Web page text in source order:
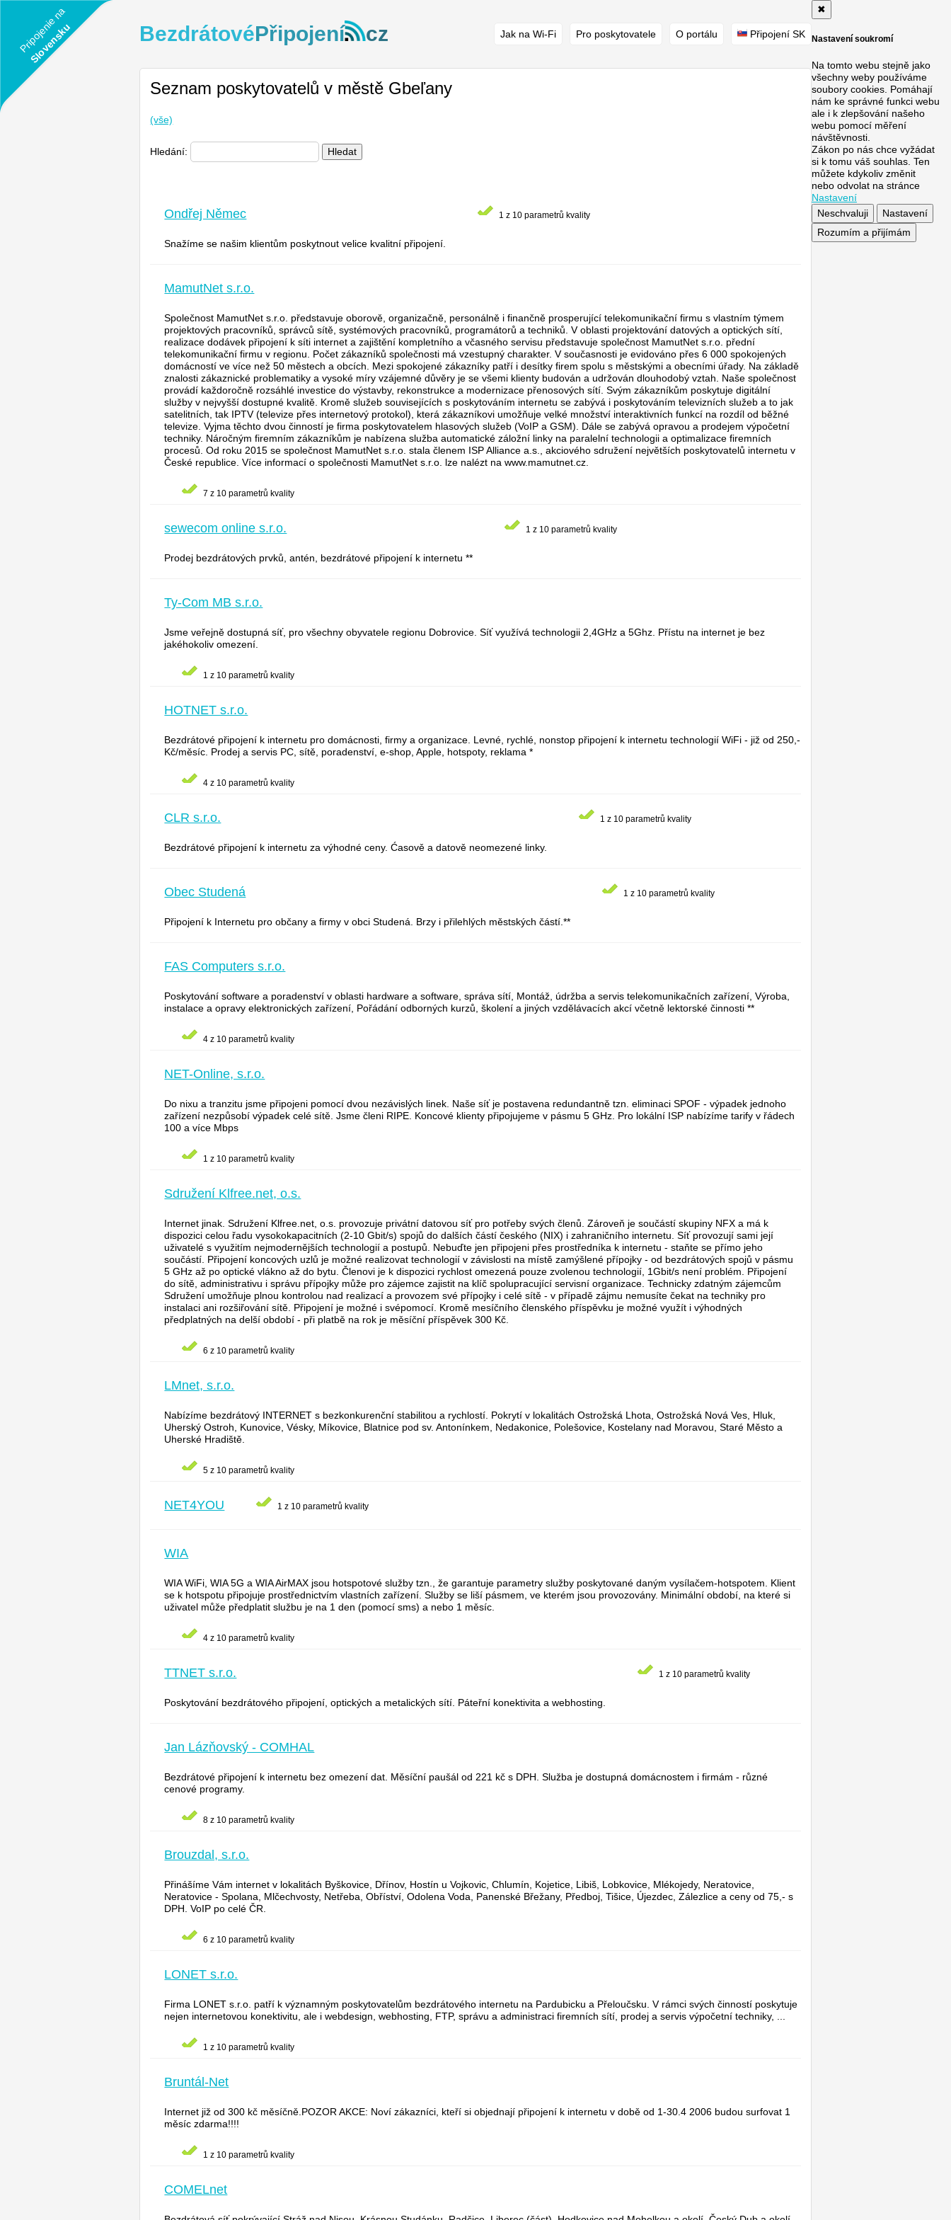
Pripojenie na
Slovensku BezdrátovéPřipojení cz Jak na Wi-Fi Pro poskytovatele O portálu Připojení SK
Seznam poskytovatelů v městě Gbeľany
(vše)
Hledání: Hledat
Ondřej Němec
Snažíme se našim klientům poskytnout velice kvalitní připojení.
1 z 10 parametrů kvality
MamutNet s.r.o.
Společnost MamutNet s.r.o. představuje oborově, organizačně, personálně i finančně prosperující telekomunikační firmu s vlastním týmem
projektových pracovníků, správců sítě, systémových pracovníků, programátorů a techniků. V oblasti projektování datových a optických sítí,
realizace dodávek připojení k síti internet a zajištění kompletního a včasného servisu představuje společnost MamutNet s.r.o. přední
telekomunikační firmu v regionu. Počet zákazníků společnosti má vzestupný charakter. V současnosti je evidováno přes 6 000 spokojených
domácností ve více než 50 městech a obcích. Mezi spokojené zákazníky patří i desítky firem spolu s městskými a obecními úřady. Na základě
znalosti zákaznické problematiky a vysoké míry vzájemné důvěry je se všemi klienty budován a udržován dlouhodobý vztah. Naše společnost
provádí každoročně rozsáhlé investice do výstavby, rekonstrukce a modernizace přenosových sítí. Svým zákazníkům poskytuje digitální
služby v nejvyšší dostupné kvalitě. Kromě služeb souvisejících s poskytováním internetu se zabývá i poskytováním televizních služeb a to jak
satelitních, tak IPTV (televize přes internetový protokol), která zákazníkovi umožňuje velké množství interaktivních funkcí na rozdíl od běžné
televize. Vyjma těchto dvou činností je firma poskytovatelem hlasových služeb (VoIP a GSM). Dále se zabývá opravou a prodejem výpočetní
techniky. Náročným firemním zákazníkům je nabízena služba automatické záložní linky na paralelní technologii a optimalizace firemních
procesů. Od roku 2015 se společnost MamutNet s.r.o. stala členem ISP Alliance a.s., akciového sdružení největších poskytovatelů internetu v
České republice. Více informací o společnosti MamutNet s.r.o. lze nalézt na www.mamutnet.cz.
7 z 10 parametrů kvality
sewecom online s.r.o.
Prodej bezdrátových prvků, antén, bezdrátové připojení k internetu **
1 z 10 parametrů kvality
Ty-Com MB s.r.o.
Jsme veřejně dostupná síť, pro všechny obyvatele regionu Dobrovice. Síť využívá technologii 2,4GHz a 5Ghz. Přístu na internet je bez
jakéhokoliv omezení.
1 z 10 parametrů kvality
HOTNET s.r.o.
Bezdrátové připojení k internetu pro domácnosti, firmy a organizace. Levné, rychlé, nonstop připojení k internetu technologií WiFi - již od 250,-
Kč/měsíc. Prodej a servis PC, sítě, poradenství, e-shop, Apple, hotspoty, reklama *
4 z 10 parametrů kvality
CLR s.r.o.
Bezdrátové připojení k internetu za výhodné ceny. Ćasově a datově neomezené linky.
1 z 10 parametrů kvality
Obec Studená
Připojení k Internetu pro občany a firmy v obci Studená. Brzy i přilehlých městských částí.**
1 z 10 parametrů kvality
FAS Computers s.r.o.
Poskytování software a poradenství v oblasti hardware a software, správa sítí, Montáž, údržba a servis telekomunikačních zařízení, Výroba,
instalace a opravy elektronických zařízení, Pořádání odborných kurzů, školení a jiných vzdělávacích akcí včetně lektorské činnosti **
4 z 10 parametrů kvality
NET-Online, s.r.o.
Do nixu a tranzitu jsme připojeni pomocí dvou nezávislých linek. Naše síť je postavena redundantně tzn. eliminaci SPOF - výpadek jednoho
zařízení nezpůsobí výpadek celé sítě. Jsme členi RIPE. Koncové klienty připojujeme v pásmu 5 GHz. Pro lokální ISP nabízíme tarify v řádech
100 a více Mbps
1 z 10 parametrů kvality
Sdružení Klfree.net, o.s.
Internet jinak. Sdružení Klfree.net, o.s. provozuje privátní datovou síť pro potřeby svých členů. Zároveň je součástí skupiny NFX a má k
dispozici celou řadu vysokokapacitních (2-10 Gbit/s) spojů do dalších částí českého (NIX) i zahraničního internetu. Síť provozují sami její
uživatelé s využitím nejmodernějších technologií a postupů. Nebuďte jen připojeni přes prostředníka k internetu - staňte se přímo jeho
součástí. Připojení koncových uzlů je možné realizovat technologií v závislosti na místě zamýšlené přípojky - od bezdrátových spojů v pásmu
5 GHz až po optické vlákno až do bytu. Členovi je k dispozici rychlost omezená pouze zvolenou technologií, 1Gbit/s není problém. Připojení
do sítě, administrativu i správu přípojky může pro zájemce zajistit na klíč spolupracující servisní organizace. Technicky zdatným zájemcům
Sdružení umožňuje plnou kontrolou nad realizací a provozem své přípojky i celé sítě - v případě zájmu nemusíte čekat na techniky pro
instalaci ani rozšiřování sítě. Připojení je možné i svépomocí. Kromě mesíčního členského příspěvku je možné využít i výhodných
předplatných na delší období - při platbě na rok je měsíční příspěvek 300 Kč.
6 z 10 parametrů kvality
LMnet, s.r.o.
Nabízíme bezdrátový INTERNET s bezkonkurenční stabilitou a rychlostí. Pokrytí v lokalitách Ostrožská Lhota, Ostrožská Nová Ves, Hluk,
Uherský Ostroh, Kunovice, Vésky, Míkovice, Blatnice pod sv. Antonínkem, Nedakonice, Polešovice, Kostelany nad Moravou, Staré Město a
Uherské Hradiště.
5 z 10 parametrů kvality
NET4YOU 1 z 10 parametrů kvality
WIA
WIA WiFi, WIA 5G a WIA AirMAX jsou hotspotové služby tzn., že garantuje parametry služby poskytované daným vysílačem-hotspotem. Klient
se k hotspotu připojuje prostřednictvím vlastních zařízení. Služby se liší pásmem, ve kterém jsou provozovány. Minimální období, na které si
uživatel může předplatit službu je na 1 den (pomocí sms) a nebo 1 měsíc.
4 z 10 parametrů kvality
TTNET s.r.o.
Poskytování bezdrátového připojení, optických a metalických sítí. Páteřní konektivita a webhosting.
1 z 10 parametrů kvality
Jan Lázňovský - COMHAL
Bezdrátové připojení k internetu bez omezení dat. Měsíční paušál od 221 kč s DPH. Služba je dostupná domácnostem i firmám - různé
cenové programy.
8 z 10 parametrů kvality
Brouzdal, s.r.o.
Přinášíme Vám internet v lokalitách Byškovice, Dřínov, Hostín u Vojkovic, Chlumín, Kojetice, Libiš, Lobkovice, Mlékojedy, Neratovice,
Neratovice - Spolana, Mlčechvosty, Netřeba, Obříství, Odolena Voda, Panenské Břežany, Předboj, Tišice, Újezdec, Zálezlice a ceny od 75,- s
DPH. VoIP po celé ČR.
6 z 10 parametrů kvality
LONET s.r.o.
Firma LONET s.r.o. patří k významným poskytovatelům bezdrátového internetu na Pardubicku a Přeloučsku. V rámci svých činností poskytuje
nejen internetovou konektivitu, ale i webdesign, webhosting, FTP, správu a administraci firemních sítí, prodej a servis výpočetní techniky, ...
1 z 10 parametrů kvality
Bruntál-Net
Internet již od 300 kč měsíčně.POZOR AKCE: Noví zákazníci, kteří si objednají připojení k internetu v době od 1-30.4 2006 budou surfovat 1
měsíc zdarma!!!!
1 z 10 parametrů kvality
COMELnet
✖
Nastavení soukromí
Na tomto webu stejně jako
všechny weby používáme
soubory cookies. Pomáhají
nám ke správné funkci webu
ale i k zlepšování našeho
webu pomocí měření
návštěvnosti.
Zákon po nás chce vyžádat
si k tomu váš souhlas. Ten
můžete kdykoliv změnit
nebo odvolat na stránce
Nastavení
Neschvaluji
Nastavení
Rozumím a přijímám